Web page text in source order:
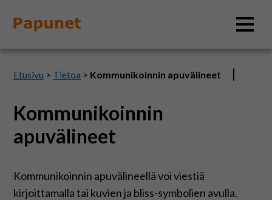
Etusivu > Tietoa > Kommunikoinnin apuvälineet
Kommunikoinnin
apuvälineet
Kommunikoinnin apuvälineellä voi viestiä
kirjoittamalla tai kuvien ja bliss-symbolien avulla.